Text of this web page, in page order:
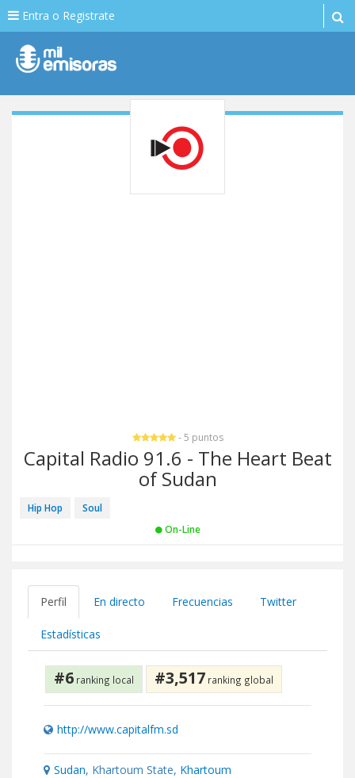
Entra o Registrate
- 5 puntos
Capital Radio 91.6 - The Heart Beat
of Sudan
Hip Hop
Soul
On-Line
Perfil En directo Frecuencias Twitter
Estadísticas
#6 ranking local #3,517 ranking global
http://www.capitalfm.sd
Sudan, Khartoum State, Khartoum